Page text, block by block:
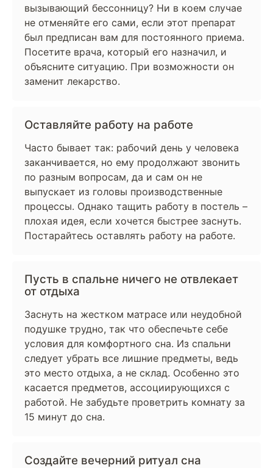
вызывающий бессонницу? Ни в коем случае
не отменяйте его сами, если этот препарат
был предписан вам для постоянного приема.
Посетите врача, который его назначил, и
объясните ситуацию. При возможности он
заменит лекарство.
Оставляйте работу на работе
Часто бывает так: рабочий день у человека
заканчивается, но ему продолжают звонить
по разным вопросам, да и сам он не
выпускает из головы производственные
процессы. Однако тащить работу в постель –
плохая идея, если хочется быстрее заснуть.
Постарайтесь оставлять работу на работе.
Пусть в спальне ничего не отвлекает
от отдыха
Заснуть на жестком матрасе или неудобной
подушке трудно, так что обеспечьте себе
условия для комфортного сна. Из спальни
следует убрать все лишние предметы, ведь
это место отдыха, а не склад. Особенно это
касается предметов, ассоциирующихся с
работой. Не забудьте проветрить комнату за
15 минут до сна.
Создайте вечерний ритуал сна